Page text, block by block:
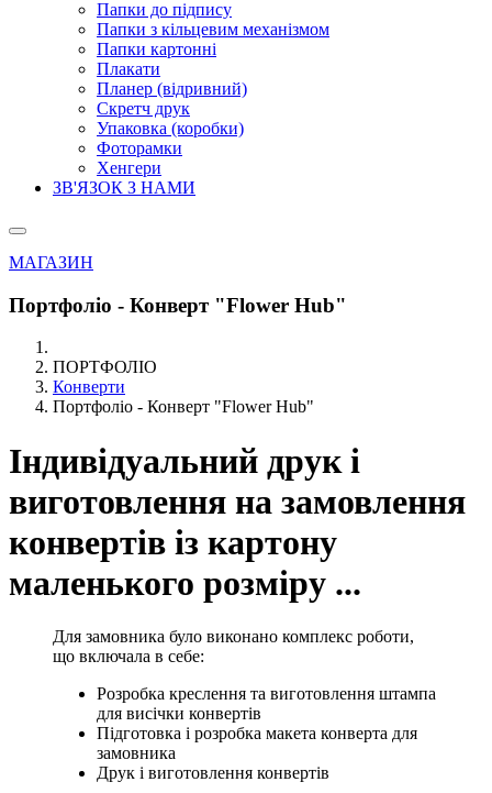
Папки до підпису
Папки з кільцевим механізмом
Папки картонні
Плакати
Планер (відривний)
Скретч друк
Упаковка (коробки)
Фоторамки
Хенгери
ЗВ'ЯЗОК З НАМИ
МАГАЗИН
Портфоліо - Конверт "Flower Hub"
ПОРТФОЛІО
Конверти
Портфоліо - Конверт "Flower Hub"
Індивідуальний друк і
виготовлення на замовлення
конвертів із картону
маленького розміру ...
Для замовника було виконано комплекс роботи,
що включала в себе:
Розробка креслення та виготовлення штампа
для висічки конвертів
Підготовка і розробка макета конверта для
замовника
Друк і виготовлення конвертів